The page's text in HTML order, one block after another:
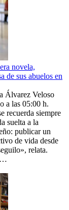
novela,
de sus abuelos en
Álvarez Veloso
a las 05:00 h.
recuerda siempre
suelta a la
publicar un
de vida desde
relata.
…